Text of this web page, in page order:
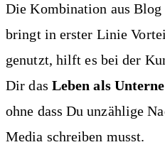
Die Kombination aus
bringt in erster Linie
genutzt, hilft es bei der
Dir das Leben als
ohne dass Du unzählige
Media schreiben musst.